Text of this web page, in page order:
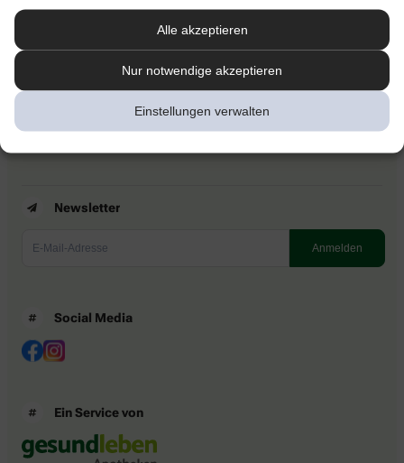
Alle akzeptieren
Nur notwendige akzeptieren
Einstellungen verwalten
apotheke.com Informationen
Newsletter
Barrierefreiheitserklärung
Newsletter
Social Media
Ein Service von